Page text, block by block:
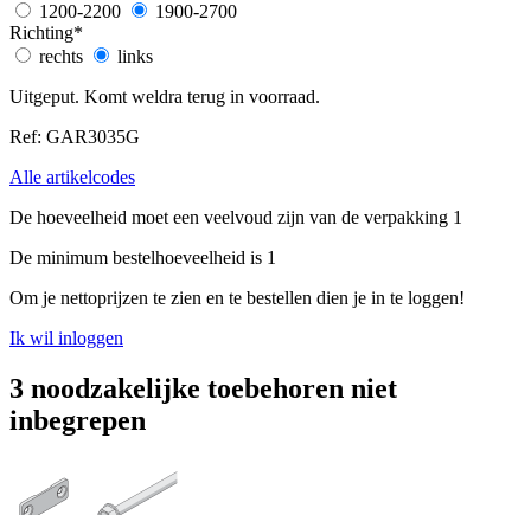
1200-2200
1900-2700
Richting*
rechts
links
Uitgeput. Komt weldra terug in voorraad.
Ref: GAR3035G
Alle artikelcodes
De hoeveelheid moet een veelvoud zijn van de verpakking 1
De minimum bestelhoeveelheid is 1
Om je nettoprijzen te zien en te bestellen dien je in te loggen!
Ik wil inloggen
3 noodzakelijke toebehoren niet
inbegrepen